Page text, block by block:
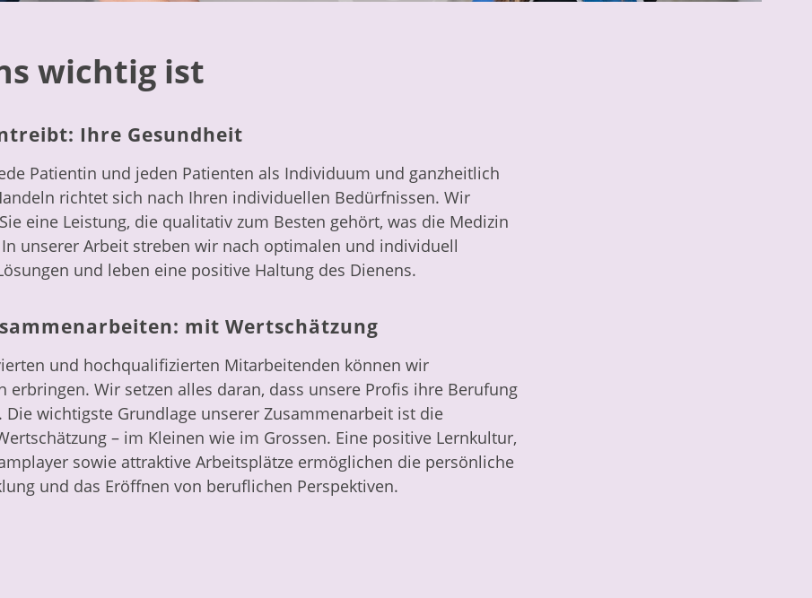
wichtig ist
Ihre Gesundheit
Patientin und jeden Patienten als Individuum und ganzheitlich
richtet sich nach Ihren individuellen Bedürfnissen. Wir
eine Leistung, die qualitativ zum Besten gehört, was die Medizin
unserer Arbeit streben wir nach optimalen und individuell
und leben eine positive Haltung des Dienens.
mit Wertschätzung
und hochqualifizierten Mitarbeitenden können wir
erbringen. Wir setzen alles daran, dass unsere Profis ihre Berufung
Die wichtigste Grundlage unserer Zusammenarbeit ist die
– im Kleinen wie im Grossen. Eine positive Lernkultur,
sowie attraktive Arbeitsplätze ermöglichen die persönliche
und das Eröffnen von beruflichen Perspektiven.